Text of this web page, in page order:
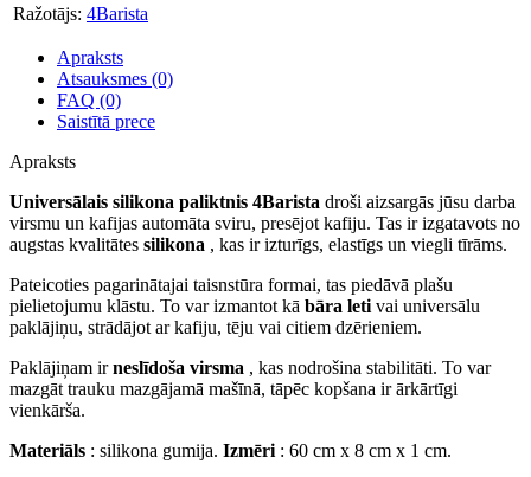
Ražotājs: 4Barista
Apraksts
Atsauksmes (0)
FAQ (0)
Saistītā prece
Apraksts
Universālais silikona paliktnis 4Barista droši aizsargās jūsu darba
virsmu un kafijas automāta sviru, presējot kafiju. Tas ir izgatavots no
augstas kvalitātes silikona , kas ir izturīgs, elastīgs un viegli tīrāms.
Pateicoties pagarinātajai taisnstūra formai, tas piedāvā plašu
pielietojumu klāstu. To var izmantot kā bāra leti vai universālu
paklājiņu, strādājot ar kafiju, tēju vai citiem dzērieniem.
Paklājiņam irneslīdoša virsma , kas nodrošina stabilitāti. To var
mazgāt trauku mazgājamā mašīnā, tāpēc kopšana ir ārkārtīgi
vienkārša.
Materiāls : silikona gumija. Izmēri : 60 cm x 8 cm x 1 cm.